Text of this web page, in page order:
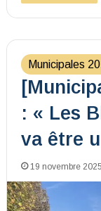
Municipales
: « Les
va être
19 novembre 2025